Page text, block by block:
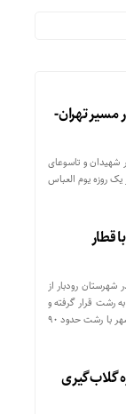
مسیر تهران-
شهیدان و تاسوعای
روزه یوم العباس
قطار
رودبار از
رشت قرار گرفته و
روزگاری محل عبور بازرگان ها و کاروان ها بوده است؛ این شهر با رشت حدود ۹۰
گلاب‌گیری